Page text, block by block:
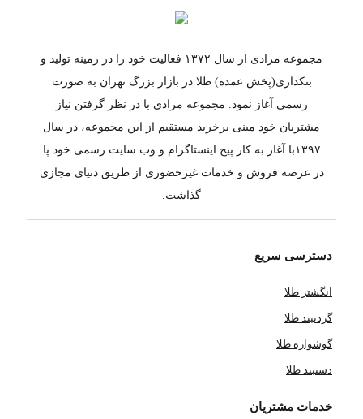
مجموعه مرادی از سال ۱۳۷۲ فعالیت خود را در زمینه تولید و
بنکداری(پخش عمده) طلا در بازار بزرگ تهران به صورت
رسمی آغاز نمود. مجموعه مرادی با در نظر گرفتن نیاز
مشتریان خود مبنی برخرید مستقیم از این مجموعه، در سال
۱۳۹۷با آغاز به کار پیج اینستاگرام و وب سایت رسمی خود پا
در عرصه فروش و خدمات غیرحضوری از طریق دنیای مجازی
گذاشت.
دسترسی سریع
انگشتر طلا
گردنبند طلا
گوشواره طلا
دستبند طلا
خدمات مشتریان